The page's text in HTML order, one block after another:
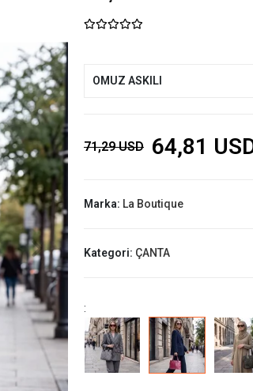
OMUZ ASKILI
71,29 USD 64,81
Marka: La Boutique
Kategori: ÇANTA
: